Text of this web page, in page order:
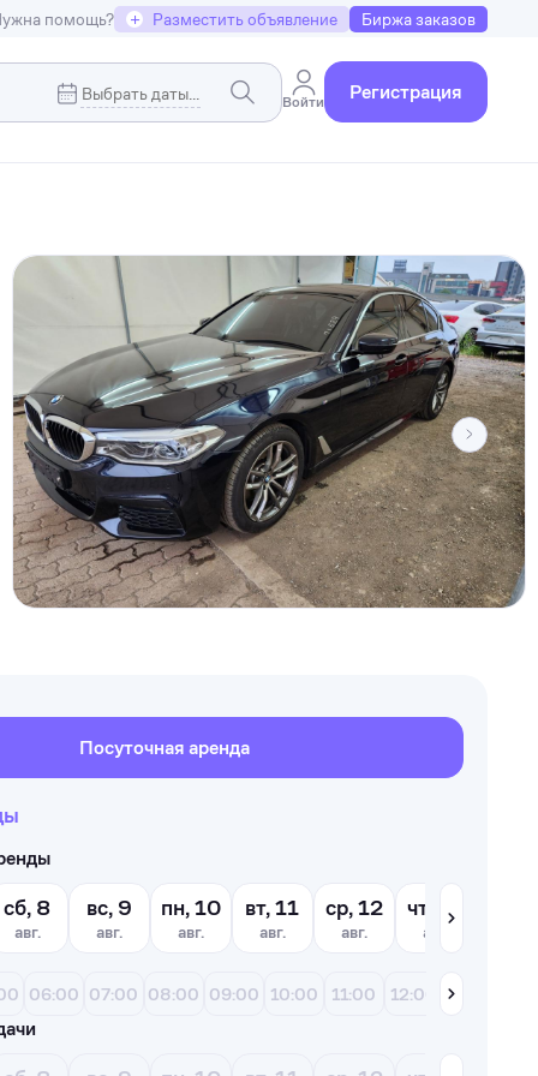
помощь? + Разместить объявление Биржа заказов
Войти Регистрация
Земельные участки
Посуточная аренда
сб, 8
авг.
вс, 9
авг.
пн, 10
авг.
вт, 11
авг.
ср, 12
авг.
чт, 13
авг.
06:00 07:00 08:00 09:00 10:00 11:00 12:00 13:00